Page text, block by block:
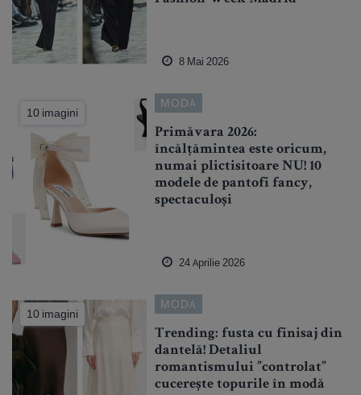
8 Mai 2026
10 imagini
MODA
Primăvara 2026:
încălțămintea este oricum,
numai plictisitoare NU! 10
modele de pantofi fancy,
spectaculoși
24 Aprilie 2026
10 imagini
MODA
Trending: fusta cu finisaj din
dantelă! Detaliul
romantismului ”controlat”
cucerește topurile în modă